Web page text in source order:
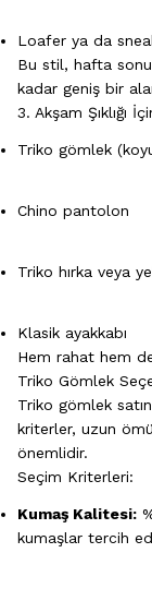
Loafer ya da
Bu stil, hafta sonu
kadar geniş bir
3. Akşam Şıklığı
Triko gömlek
Chino pantolon
Triko hırka veya
Klasik ayakkabı
Hem rahat hem
Triko Gömlek
Triko gömlek
kriterler, uzun
önemlidir.
Seçim Kriterleri:
Kumaş Kalitesi:
kumaşlar tercih